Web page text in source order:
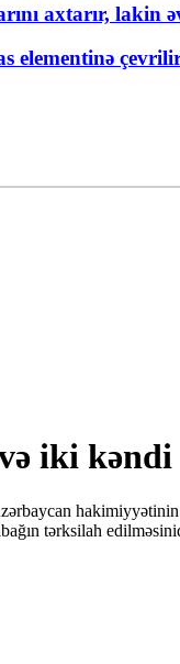
axtarır, lakin
elementinə
iki kəndi
tərksilah